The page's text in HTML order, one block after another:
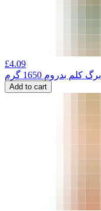
£4.09
برگ کلم بدروم 1650 گرم
Add to cart